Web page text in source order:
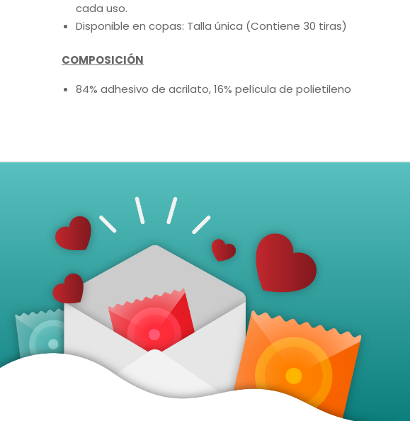
cada uso.
Disponible en copas: Talla única (Contiene 30 tiras)
COMPOSICIÓN
84% adhesivo de acrilato, 16% película de polietileno